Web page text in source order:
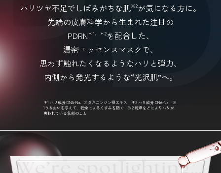
ハリツヤ不足でしぼみがちな肌※2が気になる方に。
先端の皮膚科学から生まれた注目の
PDRN ＊1、＊2を配合した、
濃密エッセンスマスクで、
思わず触れたくなるようなハリと弾力、
内側から発光するような“光沢肌”へ。
＊1 ハリ成分 DNA-Na、オタネニンジン根エキス ＊2 ハリ成分 DNA-Na ※
1うるおいを与えて、乾燥によるくすみを防ぐ ※2 乾燥などによりハリが
失われている状態のこと